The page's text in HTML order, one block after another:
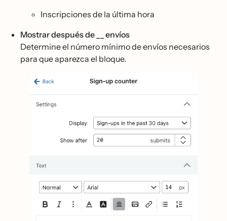
Inscripciones de la última hora
Mostrar después de __ envíos
Determine el número mínimo de envíos necesarios
para que aparezca el bloque.